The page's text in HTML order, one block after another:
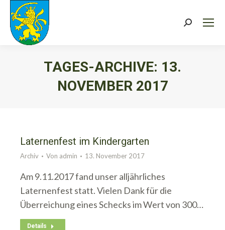
Search:
TAGES-ARCHIVE: 13.
NOVEMBER 2017
Laternenfest im Kindergarten
Archiv Von admin 13. November 2017
Am 9.11.2017 fand unser alljährliches
Laternenfest statt. Vielen Dank für die
Überreichung eines Schecks im Wert von 300…
Details